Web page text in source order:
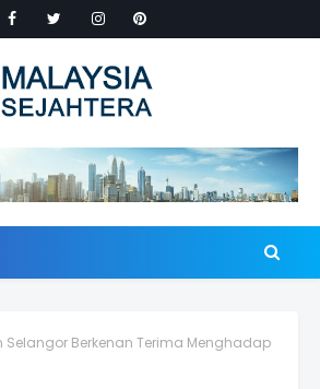
Selangor Berkenan Terima Menghadap